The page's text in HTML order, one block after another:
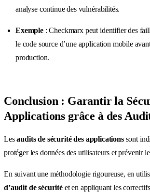
analyse continue des vulnérabilités.
Exemple: Checkmarx peut identifier des
le code source d’une application mobile
production.
Conclusion : Garantir la
Applications grâce à des
Lesaudits de sécurité des applicationssont
protéger les données des utilisateurs et prévenir
En suivant une méthodologie rigoureuse, en
d’audit de sécuritéet en appliquant les